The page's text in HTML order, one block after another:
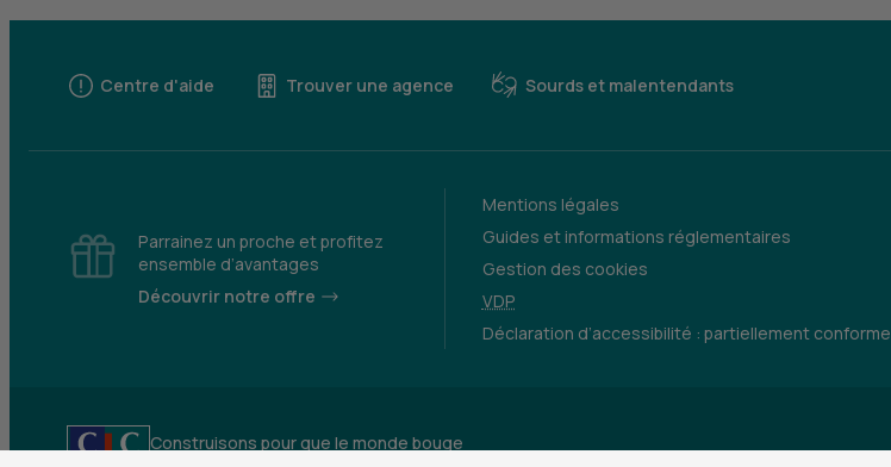
Centre d'aide Trouver une agence Sourds et malentendants
Parrainez un proche et profitez
ensemble d’avantages
Découvrir notre offre
Mentions légales
Guides et informations réglementaires
Gestion des cookies
VDP
Déclaration d’accessibilité : partiellement conforme
Construisons pour que le monde bouge